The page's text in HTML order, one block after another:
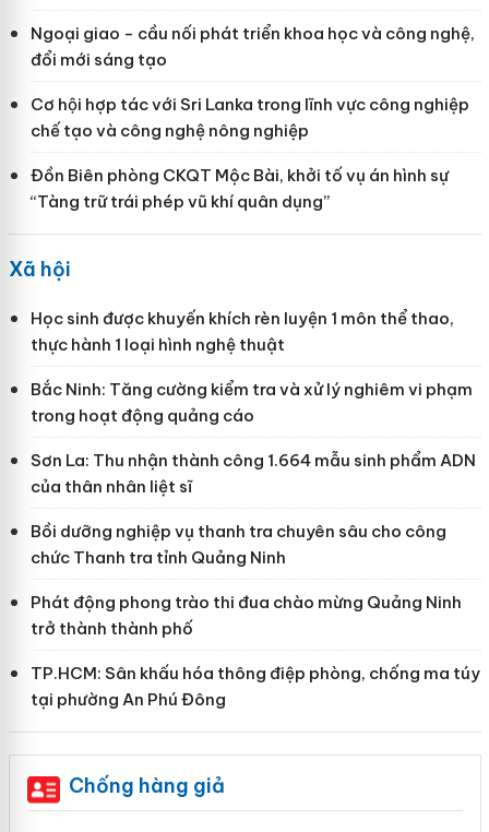
Ngoại giao - cầu nối phát triển khoa học và công nghệ,
đổi mới sáng tạo
Cơ hội hợp tác với Sri Lanka trong lĩnh vực công nghiệp
chế tạo và công nghệ nông nghiệp
Đồn Biên phòng CKQT Mộc Bài, khởi tố vụ án hình sự
“Tàng trữ trái phép vũ khí quân dụng”
Xã hội
Học sinh được khuyến khích rèn luyện 1 môn thể thao,
thực hành 1 loại hình nghệ thuật
Bắc Ninh: Tăng cường kiểm tra và xử lý nghiêm vi phạm
trong hoạt động quảng cáo
Sơn La: Thu nhận thành công 1.664 mẫu sinh phẩm ADN
của thân nhân liệt sĩ
Bồi dưỡng nghiệp vụ thanh tra chuyên sâu cho công
chức Thanh tra tỉnh Quảng Ninh
Phát động phong trào thi đua chào mừng Quảng Ninh
trở thành thành phố
TP.HCM: Sân khấu hóa thông điệp phòng, chống ma túy
tại phường An Phú Đông
Chống hàng giả